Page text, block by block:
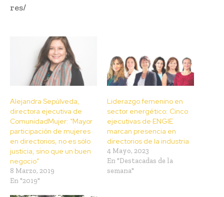
res/
Alejandra Sepúlveda,
directora ejecutiva de
ComunidadMujer: “Mayor
participación de mujeres
en directorios, no es sólo
justicia, sino que un buen
negocio”
8 Marzo, 2019
En "2019"
Liderazgo femenino en
sector energético: Cinco
ejecutivas de ENGIE
marcan presencia en
directorios de la industria
4 Mayo, 2023
En "Destacadas de la
semana"